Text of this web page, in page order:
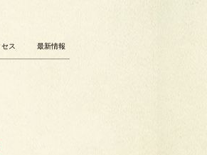
ス 最新情報